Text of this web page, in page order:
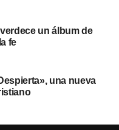
un álbum de
fe
una nueva